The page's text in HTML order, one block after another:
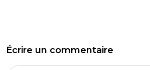
Écrire un commentaire